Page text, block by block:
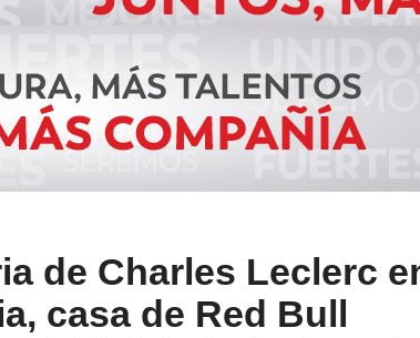
de Charles Leclerc
casa de Red Bull